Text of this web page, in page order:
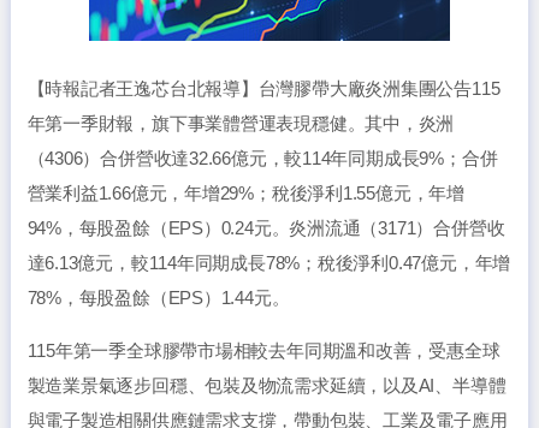
【時報記者王逸芯台北報導】台灣膠帶大廠炎洲集團公告115
年第一季財報，旗下事業體營運表現穩健。其中，炎洲
（4306）合併營收達32.66億元，較114年同期成長9%；合併
營業利益1.66億元，年增29%；稅後淨利1.55億元，年增
94%，每股盈餘（EPS）0.24元。炎洲流通（3171）合併營收
達6.13億元，較114年同期成長78%；稅後淨利0.47億元，年增
78%，每股盈餘（EPS）1.44元。
115年第一季全球膠帶市場相較去年同期溫和改善，受惠全球
製造業景氣逐步回穩、包裝及物流需求延續，以及AI、半導體
與電子製造相關供應鏈需求支撐，帶動包裝、工業及電子應用